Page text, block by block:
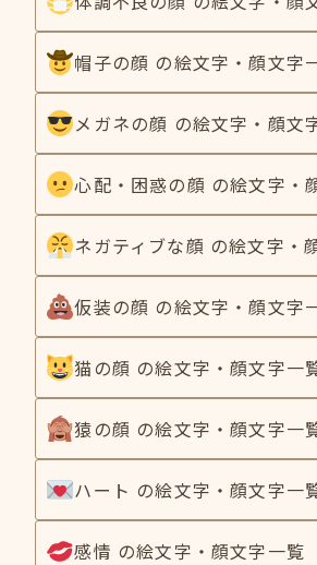
帽子の顔 の絵文字・顔文字
メガネの顔 の絵文字・顔文
心配・困惑の顔 の絵文字・
ネガティブな顔 の絵文字・
仮装の顔 の絵文字・顔文字
猫の顔 の絵文字・顔文字一
猿の顔 の絵文字・顔文字一
ハート の絵文字・顔文字一
感情 の絵文字・顔文字一覧